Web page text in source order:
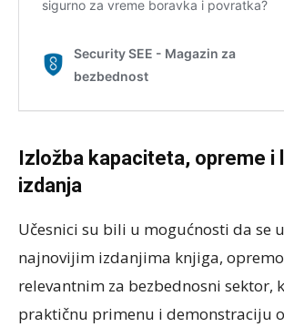
Izložba kapaciteta, opreme i
izdanja
Učesnici su bili u mogućnosti da se
najnovijim izdanjima knjiga,
relevantnim za bezbednosni sektor,
praktičnu primenu i demonstraciju